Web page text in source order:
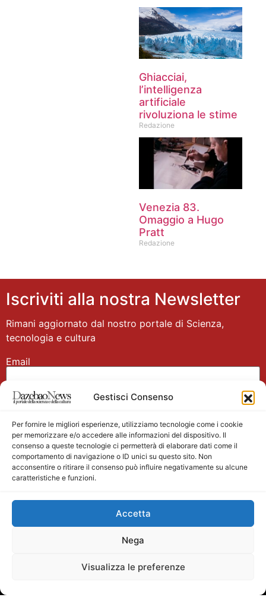
Gestisci Consenso
Per fornire le migliori esperienze, utilizziamo tecnologie come i cookie
per memorizzare e/o accedere alle informazioni del dispositivo. Il
consenso a queste tecnologie ci permetterà di elaborare dati come il
comportamento di navigazione o ID unici su questo sito. Non
acconsentire o ritirare il consenso può influire negativamente su alcune
caratteristiche e funzioni.
Accetta
Nega
Visualizza le preferenze
Ghiacciai,
l’intelligenza
artificiale
rivoluziona le stime
Redazione
Venezia 83.
Omaggio a Hugo
Pratt
Redazione
Iscriviti alla nostra Newsletter
Rimani aggiornato dal nostro portale di Scienza,
tecnologia e cultura
Email
Nome
Main partner
Testata giornalistica registrata presso il Tribunale di